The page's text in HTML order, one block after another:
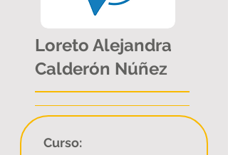
Loreto Alejandra
Calderón Núñez
Curso: